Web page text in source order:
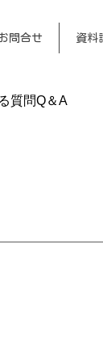
問合せ 資料
質問Q＆A